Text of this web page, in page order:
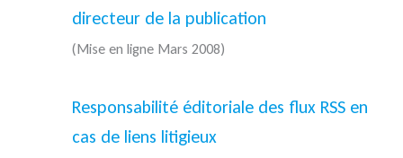
directeur de la publication
(Mise en ligne Mars 2008)
Responsabilité éditoriale des flux RSS en
cas de liens litigieux